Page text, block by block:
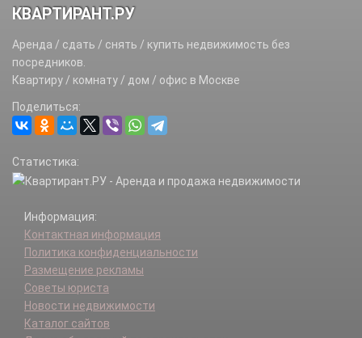
КВАРТИРАНТ.РУ
Аренда / сдать / снять / купить недвижимость без
посредников.
Квартиру / комнату / дом / офис в Москве
Поделиться:
Статистика:
Информация:
Контактная информация
Политика конфиденциальности
Размещение рекламы
Советы юриста
Новости недвижимости
Каталог сайтов